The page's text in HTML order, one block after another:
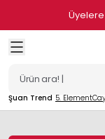
Üyelere
Şuan Trend 5. Element